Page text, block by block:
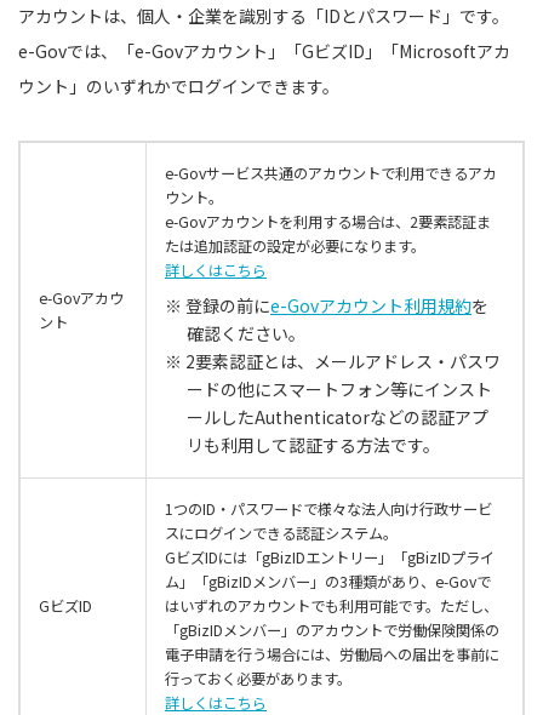
アカウントは、個人・企業を識別する「IDとパスワード」です。
e-Govでは、「e-Govアカウント」「GビズID」「Microsoftアカ
ウント」のいずれかでログインできます。
e-Govアカウ
ント
e-Govサービス共通のアカウントで利用できるアカ
ウント。
e-Govアカウントを利用する場合は、2要素認証ま
たは追加認証の設定が必要になります。
詳しくはこちら
※ 登録の前にe-Govアカウント利用規約を
確認ください。
※ 2要素認証とは、メールアドレス・パスワ
ードの他にスマートフォン等にインスト
ールしたAuthenticatorなどの認証アプ
リも利用して認証する方法です。
GビズID
1つのID・パスワードで様々な法人向け行政サービ
スにログインできる認証システム。
GビズIDには「gBizIDエントリー」「gBizIDプライ
ム」「gBizIDメンバー」の3種類があり、e-Govで
はいずれのアカウントでも利用可能です。ただし、
「gBizIDメンバー」のアカウントで労働保険関係の
電子申請を行う場合には、労働局への届出を事前に
行っておく必要があります。
詳しくはこちら